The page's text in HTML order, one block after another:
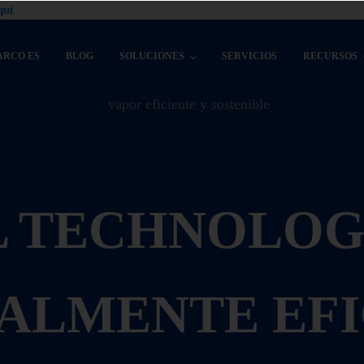
ES BLOG SOLUCIONES SERVICIOS RECURSOS